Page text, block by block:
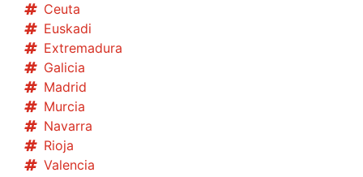
Ceuta
Euskadi
Extremadura
Galicia
Madrid
Murcia
Navarra
Rioja
Valencia